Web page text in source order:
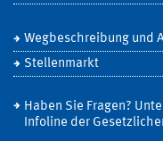
Wegbeschreibung und
Stellenmarkt
Haben Sie Fragen?
Infoline der